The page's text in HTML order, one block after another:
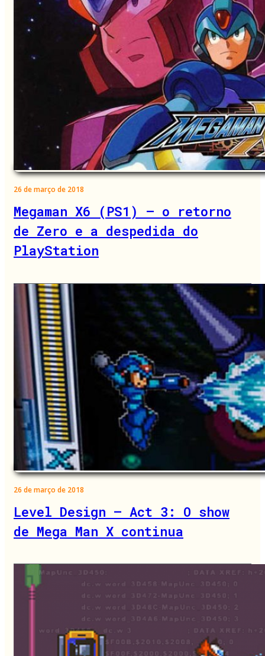
26 de março de 2018
Megaman X6 (PS1) – o retorno
de Zero e a despedida do
PlayStation
26 de março de 2018
Level Design – Act 3: O show
de Mega Man X continua